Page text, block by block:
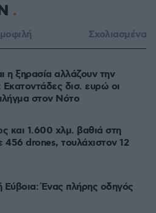
Σχολιασμένα
η ξηρασία αλλάζουν την
δισ. ευρώ οι
στον Νότο
και 1.600 χλμ. βαθιά στη
drones, τουλάχιστον 12
Εύβοια: Ένας πλήρης οδηγός